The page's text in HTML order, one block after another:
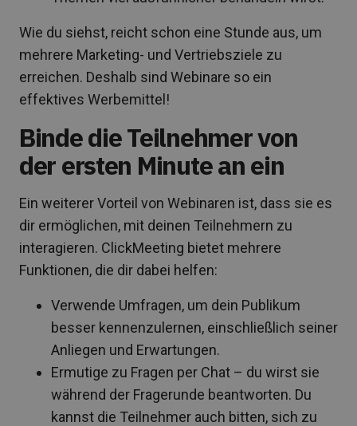
Wie du siehst, reicht schon eine Stunde aus, um
mehrere Marketing- und Vertriebsziele zu
erreichen. Deshalb sind Webinare so ein
effektives Werbemittel!
Binde die Teilnehmer von
der ersten Minute an ein
Ein weiterer Vorteil von Webinaren ist, dass sie es
dir ermöglichen, mit deinen Teilnehmern zu
interagieren. ClickMeeting bietet mehrere
Funktionen, die dir dabei helfen:
Verwende Umfragen, um dein Publikum
besser kennenzulernen, einschließlich seiner
Anliegen und Erwartungen.
Ermutige zu Fragen per Chat – du wirst sie
während der Fragerunde beantworten. Du
kannst die Teilnehmer auch bitten, sich zu